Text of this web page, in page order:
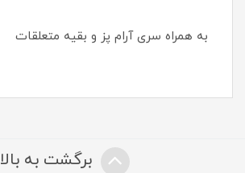
به همراه سری آرام پز و بقیه متعلقات
برگشت به بالا